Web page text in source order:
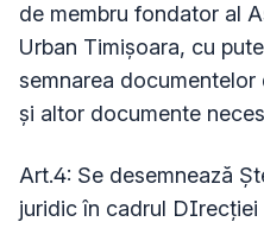
de membru fondator al
Urban Timișoara, cu
semnarea
şi altor documente
Art.4: Se desemnează
juridic în cadrul